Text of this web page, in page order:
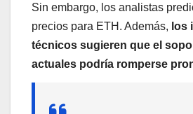
Sin embargo, los analistas
precios para ETH. Además, los
técnicos sugieren que el
actuales podría romperse